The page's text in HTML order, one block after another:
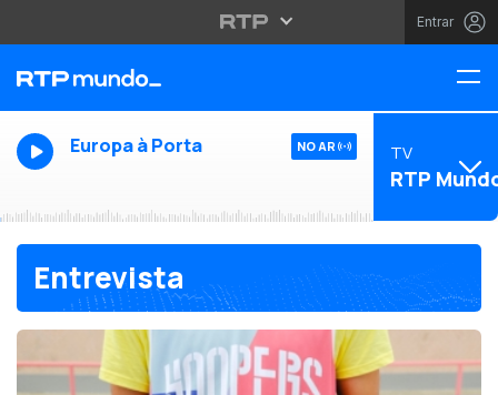
Entrar
Europa à Porta NO AR TV
RTP
Entrevista